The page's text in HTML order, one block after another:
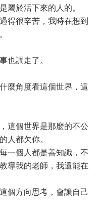
屬於活下來的人的。
得很辛苦，我時在想到
也調走了。
麼角度看這個世界，這
這個世界是那麼的不公
人都欠你。
一個人都是善知識，不
導我的老師，我還能在
個方向思考，會讓自己